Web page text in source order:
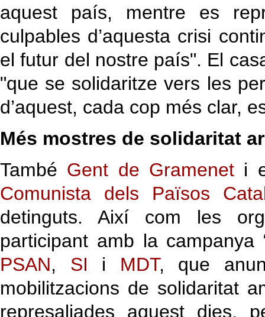
aquest país, mentre es
culpables d’aquesta crisi
el futur del nostre país". El
"que se solidaritze vers les
d’aquest, cada cop més clar,
Més mostres de solidaritat
També Gent de Gramenet i
Comunista dels Països
detinguts. Així com les
participant amb la
PSAN, SI i MDT, que
mobilitzacions de solidaritat
represaliades aquest dies,